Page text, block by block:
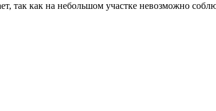
так как на небольшом участке невозможно